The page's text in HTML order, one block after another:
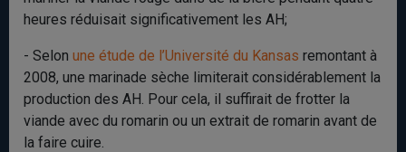
heures réduisait significativement les AH;
- Selon une étude de l’Université du Kansas remontant à
2008, une marinade sèche limiterait considérablement la
production des AH. Pour cela, il suffirait de frotter la
viande avec du romarin ou un extrait de romarin avant de
la faire cuire.